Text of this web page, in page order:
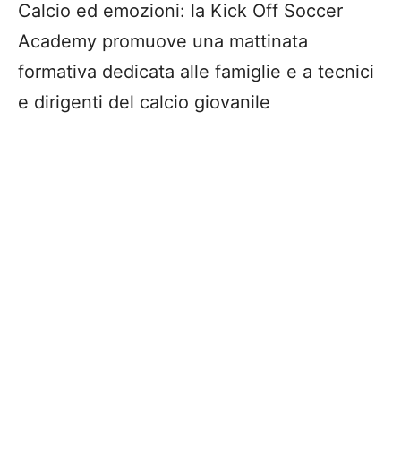
Calcio ed emozioni: la Kick Off Soccer
Academy promuove una mattinata
formativa dedicata alle famiglie e a tecnici
e dirigenti del calcio giovanile